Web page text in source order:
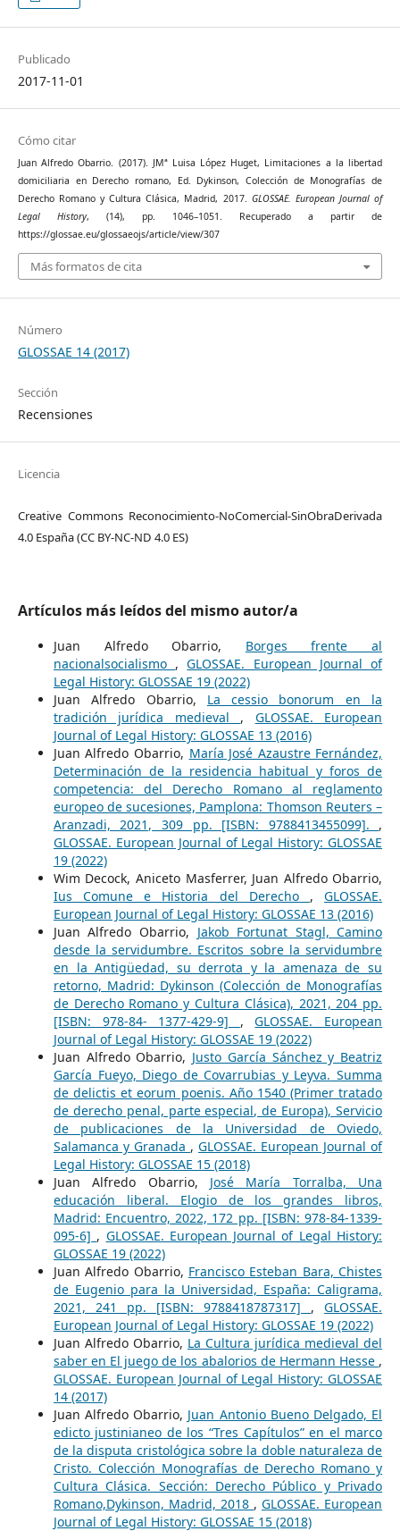
Publicado
2017-11-01
Cómo citar
Juan Alfredo Obarrio. (2017). JMª Luisa López Huget, Limitaciones a la libertad
domiciliaria en Derecho romano, Ed. Dykinson, Colección de Monografías de
Derecho Romano y Cultura Clásica, Madrid, 2017. GLOSSAE. European Journal of
Legal History, (14), pp. 1046–1051. Recuperado a partir de
https://glossae.eu/glossaeojs/article/view/307
Más formatos de cita
Número
GLOSSAE 14 (2017)
Sección
Recensiones
Licencia
Creative Commons Reconocimiento-NoComercial-SinObraDerivada
4.0 España (CC BY-NC-ND 4.0 ES)
Artículos más leídos del mismo autor/a
Juan Alfredo Obarrio, Borges frente al
nacionalsocialismo ,GLOSSAE. European Journal of
Legal History: GLOSSAE 19 (2022)
Juan Alfredo Obarrio, La cessio bonorum en la
tradición jurídica medieval , GLOSSAE. European
Journal of Legal History: GLOSSAE 13 (2016)
Juan Alfredo Obarrio, María José Azaustre Fernández,
Determinación de la residencia habitual y foros de
competencia: del Derecho Romano al reglamento
europeo de sucesiones, Pamplona: Thomson Reuters –
Aranzadi, 2021, 309 pp. [ISBN: 9788413455099]. ,
GLOSSAE. European Journal of Legal History: GLOSSAE
19 (2022)
Wim Decock, Aniceto Masferrer, Juan Alfredo Obarrio,
Ius Comune e Historia del Derecho ,GLOSSAE.
European Journal of Legal History: GLOSSAE 13 (2016)
Juan Alfredo Obarrio, Jakob Fortunat Stagl, Camino
desde la servidumbre. Escritos sobre la servidumbre
en la Antigüedad, su derrota y la amenaza de su
retorno, Madrid: Dykinson (Colección de Monografías
de Derecho Romano y Cultura Clásica), 2021, 204 pp.
[ISBN: 978-84- 1377-429-9] ,GLOSSAE. European
Journal of Legal History: GLOSSAE 19 (2022)
Juan Alfredo Obarrio, Justo García Sánchez y Beatriz
García Fueyo, Diego de Covarrubias y Leyva. Summa
de delictis et eorum poenis. Año 1540 (Primer tratado
de derecho penal, parte especial, de Europa), Servicio
de publicaciones de la Universidad de Oviedo,
Salamanca y Granada ,GLOSSAE. European Journal of
Legal History: GLOSSAE 15 (2018)
Juan Alfredo Obarrio, José María Torralba, Una
educación liberal. Elogio de los grandes libros,
Madrid: Encuentro, 2022, 172 pp. [ISBN: 978-84-1339-
095-6] , GLOSSAE. European Journal of Legal History:
GLOSSAE 19 (2022)
Juan Alfredo Obarrio, Francisco Esteban Bara, Chistes
de Eugenio para la Universidad, España: Caligrama,
2021, 241 pp. [ISBN: 9788418787317] ,GLOSSAE.
European Journal of Legal History: GLOSSAE 19 (2022)
Juan Alfredo Obarrio, La Cultura jurídica medieval del
saber en El juego de los abalorios de Hermann Hesse ,
GLOSSAE. European Journal of Legal History: GLOSSAE
14 (2017)
Juan Alfredo Obarrio, Juan Antonio Bueno Delgado, El
edicto justinianeo de los “Tres Capítulos” en el marco
de la disputa cristológica sobre la doble naturaleza de
Cristo. Colección Monografías de Derecho Romano y
Cultura Clásica. Sección: Derecho Público y Privado
Romano,Dykinson, Madrid, 2018 ,GLOSSAE. European
Journal of Legal History: GLOSSAE 15 (2018)